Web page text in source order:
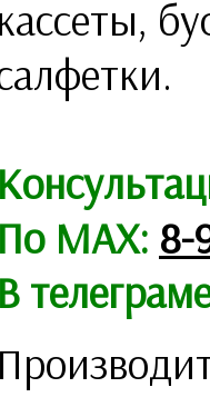
кассеты,
По MAX: 8-
В